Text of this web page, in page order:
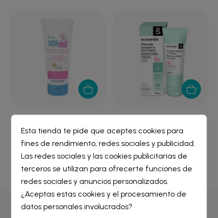
TRATANTE 100 ML
9,86 €
INTENSIVA DEL PAÑAL...
6,32 €
Crear lista de deseos
Nombre de la lista de deseos
Iniciar sesión
Debe iniciar sesión para guardar productos en su lista de
deseos.
Esta tienda te pide que aceptes cookies para
fines de rendimiento, redes sociales y publicidad.
Las redes sociales y las cookies publicitarias de
terceros se utilizan para ofrecerte funciones de
redes sociales y anuncios personalizados.
¿Aceptas estas cookies y el procesamiento de
datos personales involucrados?